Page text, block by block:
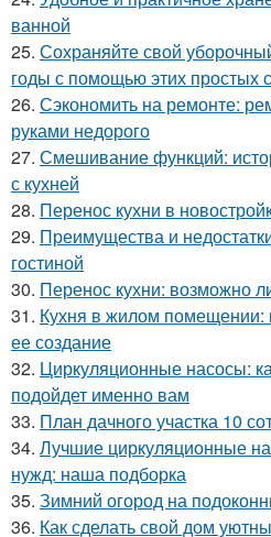
ванной
25. Сохраняйте свой
годы с помощью этих простых
26. Сэкономить на ремонте:
руками недорого
27. Смешивание функций:
с кухней
28. Перенос кухни в
29. Преимущества и
гостиной
30. Перенос кухни: возможно
31. Кухня в жилом помещении:
ее создание
32. Циркуляционные насосы:
подойдет именно вам
33. План дачного участка 10
34. Лучшие циркуляционные
нужд: наша подборка
35. Зимний огород на
36. Как сделать свой дом